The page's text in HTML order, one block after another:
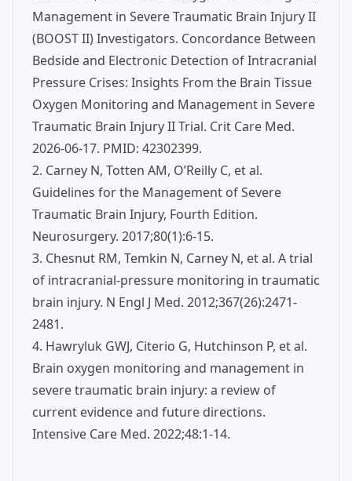
Management in Severe Traumatic Brain Injury II
(BOOST II) Investigators. Concordance Between
Bedside and Electronic Detection of Intracranial
Pressure Crises: Insights From the Brain Tissue
Oxygen Monitoring and Management in Severe
Traumatic Brain Injury II Trial. Crit Care Med.
2026-06-17. PMID: 42302399.
2. Carney N, Totten AM, O’Reilly C, et al.
Guidelines for the Management of Severe
Traumatic Brain Injury, Fourth Edition.
Neurosurgery. 2017;80(1):6-15.
3. Chesnut RM, Temkin N, Carney N, et al. A trial
of intracranial-pressure monitoring in traumatic
brain injury. N Engl J Med. 2012;367(26):2471-
2481.
4. Hawryluk GWJ, Citerio G, Hutchinson P, et al.
Brain oxygen monitoring and management in
severe traumatic brain injury: a review of
current evidence and future directions.
Intensive Care Med. 2022;48:1-14.